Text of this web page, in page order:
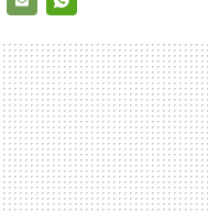
MAIL